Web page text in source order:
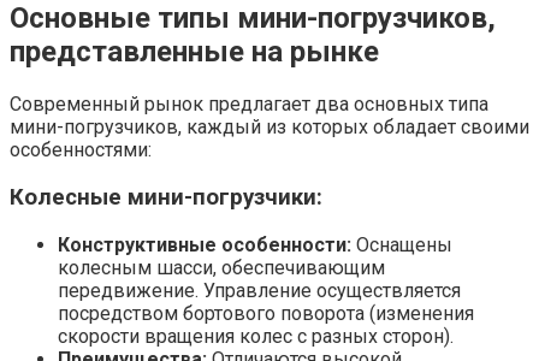
Основные типы мини-погрузчиков,
представленные на рынке
Современный рынок предлагает два основных типа
мини-погрузчиков, каждый из которых обладает своими
особенностями:
Колесные мини-погрузчики:
Конструктивные особенности: Оснащены
колесным шасси, обеспечивающим
передвижение. Управление осуществляется
посредством бортового поворота (изменения
скорости вращения колес с разных сторон).